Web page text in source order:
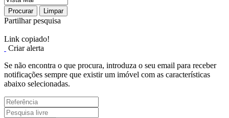
Procurar Limpar
Partilhar pesquisa
Link copiado!
Criar alerta
Se não encontra o que procura, introduza o seu email para receber
notificações sempre que existir um imóvel com as características
abaixo selecionadas.